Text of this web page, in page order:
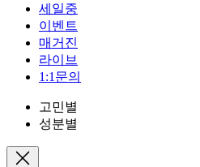
세일중
이벤트
매거진
라이브
1:1문의
고민별
성분별